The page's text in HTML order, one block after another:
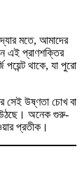
মতে, আমাদের
এই প্রাণশক্তির
পয়েন্ট থাকে, যা পুরো
সেই উষ্ণতা চোখ বা
উঠছে। অনেক গুরু-
প্রতীক।